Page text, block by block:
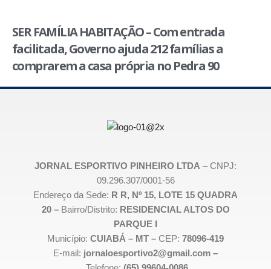
SER FAMÍLIA HABITAÇÃO – Com entrada
facilitada, Governo ajuda 212 famílias a
comprarem a casa própria no Pedra 90
JORNAL ESPORTIVO PINHEIRO LTDA – CNPJ:
09.296.307/0001-56
Endereço da Sede: R R, Nº 15, LOTE 15 QUADRA
20 – Bairro/Distrito: RESIDENCIAL ALTOS DO
PARQUE I
Município: CUIABÁ – MT – CEP: 78096-419
E-mail: jornaloesportivo2@gmail.com –